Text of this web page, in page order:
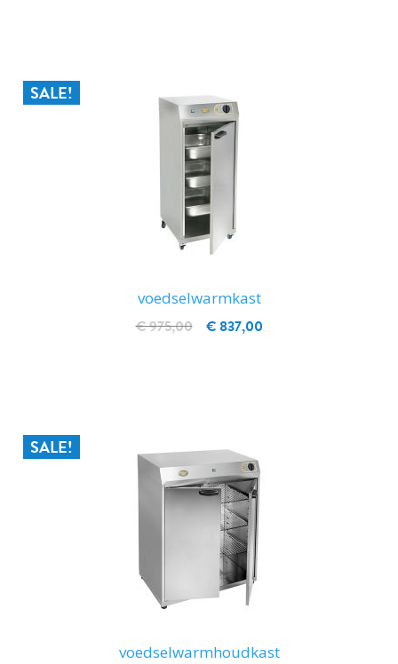
SALE!
voedselwarmkast
€ 837,00
€ 975,00
SALE!
voedselwarmhoudkast